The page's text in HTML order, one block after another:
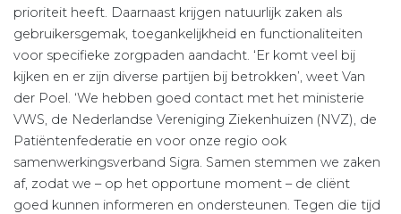
prioriteit heeft. Daarnaast krijgen natuurlijk zaken als
gebruikersgemak, toegankelijkheid en functionaliteiten
voor specifieke zorgpaden aandacht. ‘Er komt veel bij
kijken en er zijn diverse partijen bij betrokken’, weet Van
der Poel. ‘We hebben goed contact met het ministerie
VWS, de Nederlandse Vereniging Ziekenhuizen (NVZ), de
Patiëntenfederatie en voor onze regio ook
samenwerkingsverband Sigra. Samen stemmen we zaken
af, zodat we – op het opportune moment – de cliënt
goed kunnen informeren en ondersteunen. Tegen die tijd